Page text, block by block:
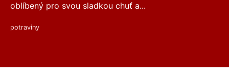
oblíbený pro svou sladkou chuť a...
potraviny